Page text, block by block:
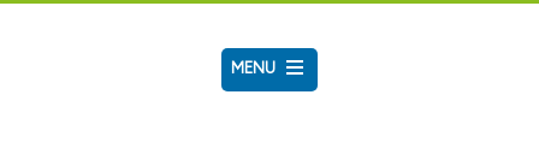
MENU